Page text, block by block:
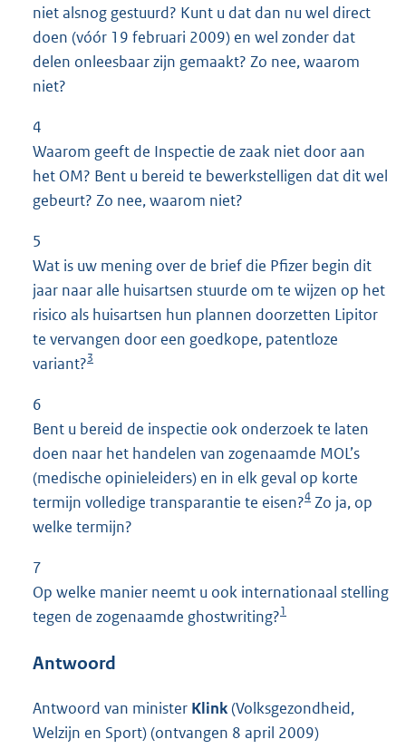
niet alsnog gestuurd? Kunt u dat dan nu wel direct
doen (vóór 19 februari 2009) en wel zonder dat
delen onleesbaar zijn gemaakt? Zo nee, waarom
niet?
4
Waarom geeft de Inspectie de zaak niet door aan
het OM? Bent u bereid te bewerkstelligen dat dit wel
gebeurt? Zo nee, waarom niet?
5
Wat is uw mening over de brief die Pfizer begin dit
jaar naar alle huisartsen stuurde om te wijzen op het
risico als huisartsen hun plannen doorzetten Lipitor
te vervangen door een goedkope, patentloze
variant?3
6
Bent u bereid de inspectie ook onderzoek te laten
doen naar het handelen van zogenaamde MOL’s
(medische opinieleiders) en in elk geval op korte
termijn volledige transparantie te eisen?4 Zo ja, op
welke termijn?
7
Op welke manier neemt u ook internationaal stelling
tegen de zogenaamde ghostwriting?1
Antwoord
Antwoord van minister Klink(Volksgezondheid,
Welzijn en Sport) (ontvangen 8 april 2009)